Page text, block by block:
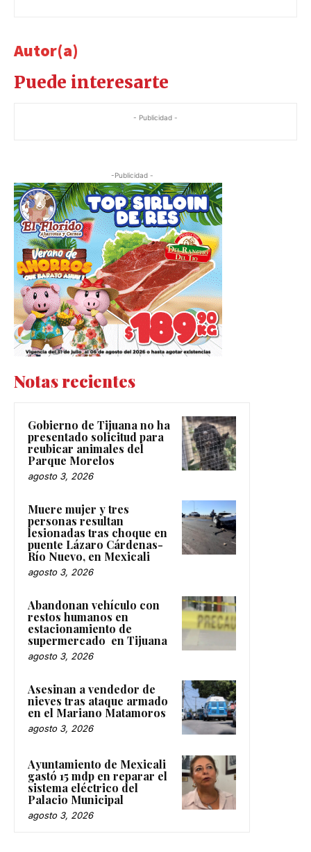
Autor(a)
Puede interesarte
- Publicidad -
-Publicidad -
Notas recientes
Gobierno de Tijuana no ha
presentado solicitud para
reubicar animales del
Parque Morelos
agosto 3, 2026
Muere mujer y tres
personas resultan
lesionadas tras choque en
puente Lázaro Cárdenas-
Río Nuevo, en Mexicali
agosto 3, 2026
Abandonan vehículo con
restos humanos en
estacionamiento de
supermercado en Tijuana
agosto 3, 2026
Asesinan a vendedor de
nieves tras ataque armado
en el Mariano Matamoros
agosto 3, 2026
Ayuntamiento de Mexicali
gastó 15 mdp en reparar el
sistema eléctrico del
Palacio Municipal
agosto 3, 2026